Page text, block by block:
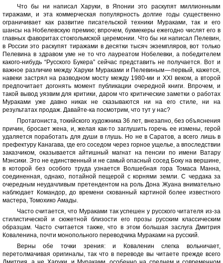
Что бы ни написал Харуки, в Японии это раскупят миллионными
тиражами, и эта коммерческая популярность долгие годы существенно
ограничивает как развитие писательской техники Мураками, так и его
шансы на Нобелевскую премию; впрочем, букмекеры ежегодно числят его в
главных фаворитах стокгольмской церемонии. Что бы ни написал Пелевин,
в России это раскупят тиражами в десятки тысяч экземпляров, вот только
Пелевина в здравом уме не то что лауреатом Нобелевки, а победителем
какого-нибудь “Русского Букера” сейчас представить не получается. Вот и
важное различие между Харуки Мураками и Пелевиным — первый, кажется,
навеки застрял на разводном мосту между 1980-ми и XXI веком, а второй
предпочитает догонять момент публикации очередной книги. Впрочем, и
такой вывод уязвим для критики, даром что критические заметки о работах
Мураками уже давно никак не сказываются ни на его стиле, ни на
результатах продаж. Давайте-ка посмотрим, что тут у нас?
Протагониста, токийского художника 36 лет, внезапно, без объяснения
причин, бросает жена, и, желая как-то заглушить горечь ее измены, герой
удаляется поработать для души в глушь. Но не в Саратов, а всего лишь в
префектуру Канагава, где его соседом через горное ущелье, а впоследствии
заказчиком, оказывается айтишный магнат на пенсии по имени Ватару
Мэнсики. Это не единственный и не самый опасный сосед Боку на вершине,
в которой без особого труда узнается Волшебная гора Томаса Манна,
соединенная, однако, потайной пещерой с корнями земли. С чердака за
очередным неудачливым претендентом на роль Дона Жуана внимательно
наблюдает Командор, до времени скованный картиной более известного
мастера, Томохико Амады.
Часто считается, что Мураками так успешен у русского читателя из-за
стилистической и сюжетной близости его прозы русским классическим
образцам. Часто считается также, что в этом большая заслуга Дмитрия
Коваленина, почти монопольного переводчика Мураками на русский.
Верны обе точки зрения: и Коваленин слегка вольничает,
перетолмачивая оригиналы, так что в переводе вы читаете прежде всего